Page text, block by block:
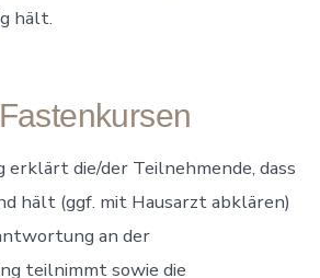
hält.
die/der Teilnehmende, dass
hält (ggf. mit Hausarzt abklären)
an der
teilnimmt sowie die